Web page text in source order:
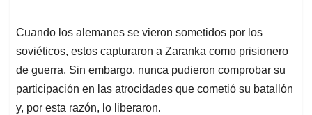
Cuando los alemanes se vieron sometidos por los
soviéticos, estos capturaron a Zaranka como prisionero
de guerra. Sin embargo, nunca pudieron comprobar su
participación en las atrocidades que cometió su batallón
y, por esta razón, lo liberaron.